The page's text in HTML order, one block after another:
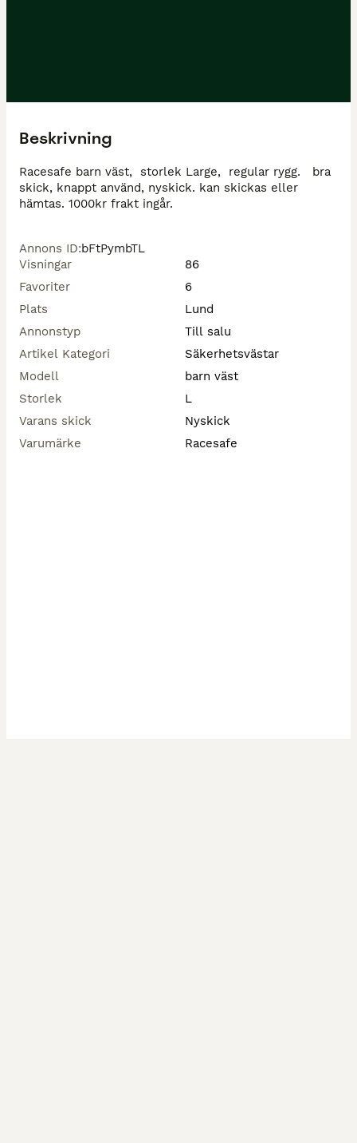
Beskrivning
Racesafe barn väst,  storlek Large,  regular rygg.   bra
skick, knappt använd, nyskick. kan skickas eller
Annons ID:bFtPymbTL
Visningar
86
Favoriter
6
Plats
Lund
Annonstyp
Till salu
Artikel Kategori
Säkerhetsvästar
Modell
barn väst
Storlek
L
Varans skick
Nyskick
Varumärke
Racesafe